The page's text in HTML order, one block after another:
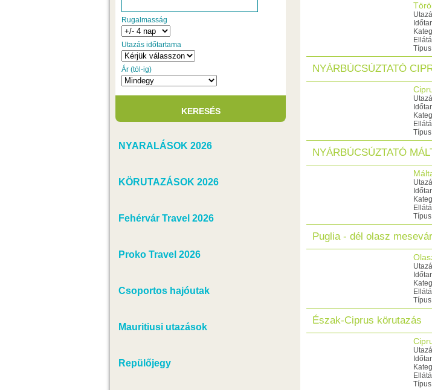
Rugalmasság
Utazás időtartama
Ár (tól-ig)
NYARALÁSOK 2026
KÖRUTAZÁSOK 2026
Fehérvár Travel 2026
Proko Travel 2026
Csoportos hajóutak
Mauritiusi utazások
Repülőjegy
NYÁRBÚCSÚZTATÓ
NYÁRBÚCSÚZTATÓ
Puglia - dél olasz
Észak-Ciprus körutazás